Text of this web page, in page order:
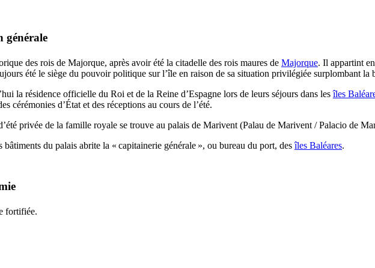
générale
des rois de Majorque, après avoir été la citadelle des rois maures de Majorque. Il appartint
été le siège du pouvoir politique sur l’île en raison de sa situation privilégiée surplombant la
la résidence officielle du Roi et de la Reine d’Espagne lors de leurs séjours dans lesîles
cérémonies d’État et des réceptions au cours de l’été.
privée de la famille royale se trouve au palais de Marivent (Palau de Marivent /Palacio de
bâtiments du palais abrite la « capitainerie générale », ou bureau du port, desîles Baléares.
fortifiée.